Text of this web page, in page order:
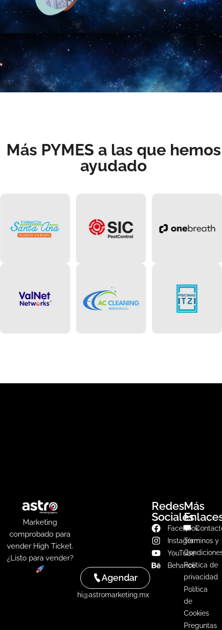
Más PYMES a las que hemos
ayudado
Marketing
comprobado para
vender High Ticket.
¿Listo para vender?
Agendar
hi@astromarketing.mx
Redes
Sociales
Facebook
Instagram
YouTube
Behance
Más
Términos y
Política de
privacidad
Política
de
Cookies
Preguntas